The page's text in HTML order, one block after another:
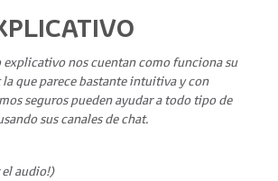
explicativo nos cuentan como funciona su
que parece bastante intuitiva y con
seguros pueden ayudar a todo tipo de
sus canales de chat.
audio!)